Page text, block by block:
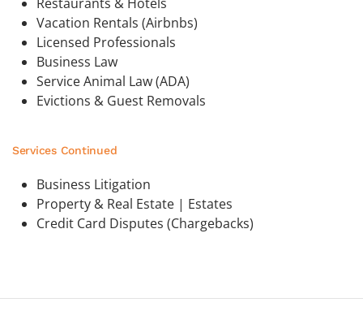
Vacation Rentals (Airbnbs)
Licensed Professionals
Business Law
Service Animal Law (ADA)
Evictions & Guest Removals
Services Continued
Business Litigation
Property & Real Estate | Estates
Credit Card Disputes (Chargebacks)